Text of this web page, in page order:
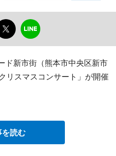
ド新市街（熊本市中央区新市
リスマスコンサート」が開催
を読む